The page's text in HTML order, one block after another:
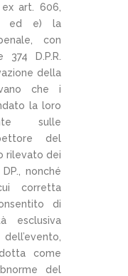
art. 606,
ed e) la
con
D.P.R.
della
che i
la loro
sulle
del
rilevato dei
nonché
corretta
di
esclusiva
come
del